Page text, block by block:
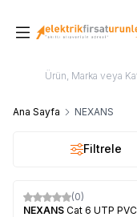
Ana Sayfa NEXANS
Filtrele
(0)
NEXANS Cat 6 UTP PVC